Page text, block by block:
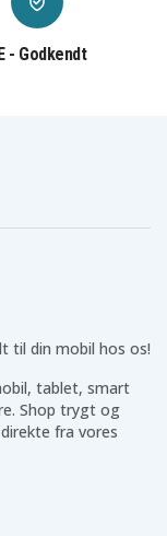
- Godkendt
til din mobil hos os!
tablet, smart
Shop trygt og
fra vores